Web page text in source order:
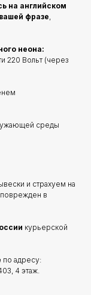
на английском
фразе,
неона:
220 Вольт (через
среды
и страхуем на
в
курьерской
по адресу:
4 этаж.